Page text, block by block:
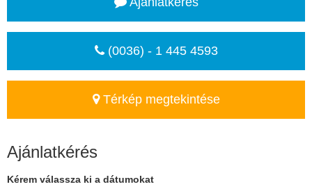
(0036) - 1 445 4593
Térkép megtekintése
Ajánlatkérés
Kérem válassza ki a dátumokat